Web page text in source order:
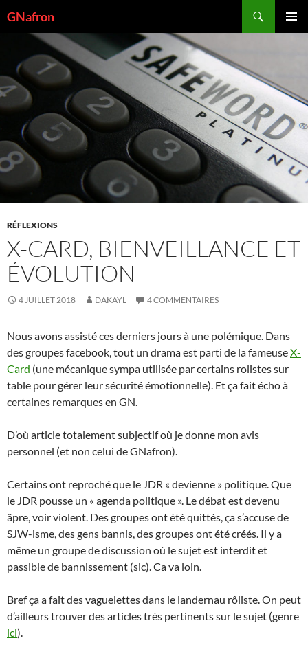
au
contenu
GNafron
RÉFLEXIONS
X-CARD, BIENVEILLANCE ET
ÉVOLUTION
4 JUILLET 2018 DAKAYL 4 COMMENTAIRES
Nous avons assisté ces derniers jours à une polémique. Dans
des groupes facebook, tout un drama est parti de la fameuseX-
Card (une mécanique sympa utilisée par certains rolistes sur
table pour gérer leur sécurité émotionnelle). Et ça fait écho à
certaines remarques en GN.
D’où article totalement subjectif où je donne mon avis
personnel (et non celui de GNafron).
Certains ont reproché que le JDR « devienne » politique. Que
le JDR pousse un « agenda politique ». Le débat est devenu
âpre, voir violent. Des groupes ont été quittés, ça s’accuse de
SJW-isme, des gens bannis, des groupes ont été créés. Il y a
même un groupe de discussion où le sujet est interdit et
passible de bannissement (sic). Ca va loin.
Bref ça a fait des vaguelettes dans le landernau rôliste. On peut
d’ailleurs trouver des articles très pertinents sur le sujet (genre
ici).